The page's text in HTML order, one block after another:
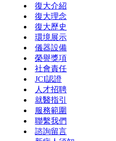
復大介紹
復大理念
復大歷史
環境展示
儀器設備
榮譽獎項
社會責任
JCI認證
人才招聘
就醫指引
服務範圍
聯繫我們
諮詢留言